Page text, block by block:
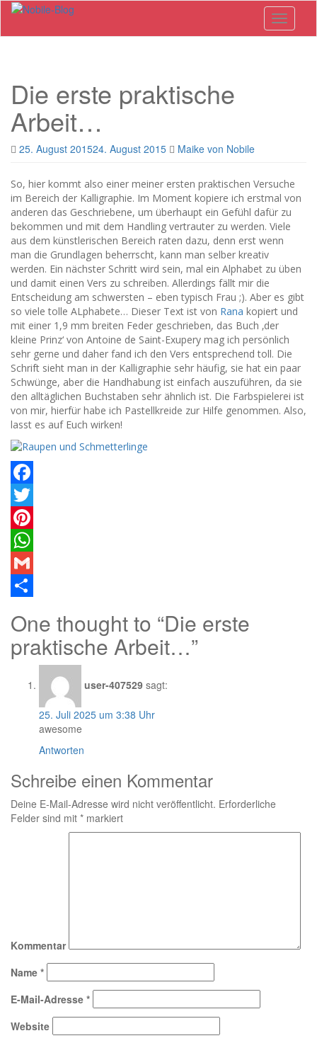
Skip
main
Toggle
Die erste praktische
Arbeit…
25. August 201524. August 2015 Maike von Nobile
So, hier kommt also einer meiner ersten praktischen Versuche
im Bereich der Kalligraphie. Im Moment kopiere ich erstmal von
anderen das Geschriebene, um überhaupt ein Gefühl dafür zu
bekommen und mit dem Handling vertrauter zu werden. Viele
aus dem künstlerischen Bereich raten dazu, denn erst wenn
man die Grundlagen beherrscht, kann man selber kreativ
werden. Ein nächster Schritt wird sein, mal ein Alphabet zu üben
und damit einen Vers zu schreiben. Allerdings fällt mir die
Entscheidung am schwersten – eben typisch Frau ;). Aber es gibt
so viele tolle ALphabete… Dieser Text ist von Rana kopiert und
mit einer 1,9 mm breiten Feder geschrieben, das Buch ‚der
kleine Prinz‘ von Antoine de Saint-Exupery mag ich persönlich
sehr gerne und daher fand ich den Vers entsprechend toll. Die
Schrift sieht man in der Kalligraphie sehr häufig, sie hat ein paar
Schwünge, aber die Handhabung ist einfach auszuführen, da sie
den alltäglichen Buchstaben sehr ähnlich ist. Die Farbspielerei ist
von mir, hierfür habe ich Pastellkreide zur Hilfe genommen. Also,
lasst es auf Euch wirken!
Facebook
Twitter
Pinterest
WhatsApp
Gmail
One thought to “Die erste
praktische Arbeit…”
user-407529 sagt:
25. Juli 2025 um 3:38 Uhr
awesome
Antworten
Schreibe einen Kommentar
Deine E-Mail-Adresse wird nicht veröffentlicht. Erforderliche
Felder sind mit * markiert
Kommentar
Name *
E-Mail-Adresse *
Website